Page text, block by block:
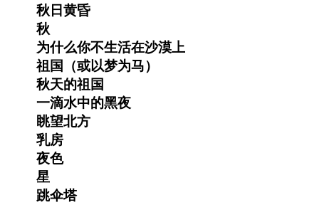
秋日黄昏
秋
为什么你不生活在沙漠上
祖国（或以梦为马）
秋天的祖国
一滴水中的黑夜
眺望北方
乳房
夜色
星
跳伞塔